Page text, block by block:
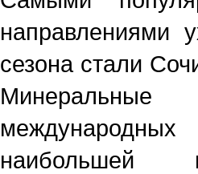
направлениями
сезона стали
наибольшей